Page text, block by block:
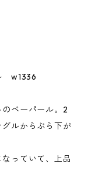
w1336
ベーパール。2
ルからぶら下が
っていて、上品